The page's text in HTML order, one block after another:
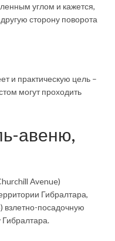
углом и кажется,
сторону поворота
и практическую цель –
могут проходить
авеню,
Avenue)
Гибралтара,
взлетно-посадочную